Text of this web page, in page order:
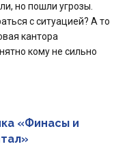
но пошли угрозы.
с ситуацией? А то
кантора
кому не сильно
«Финасы и